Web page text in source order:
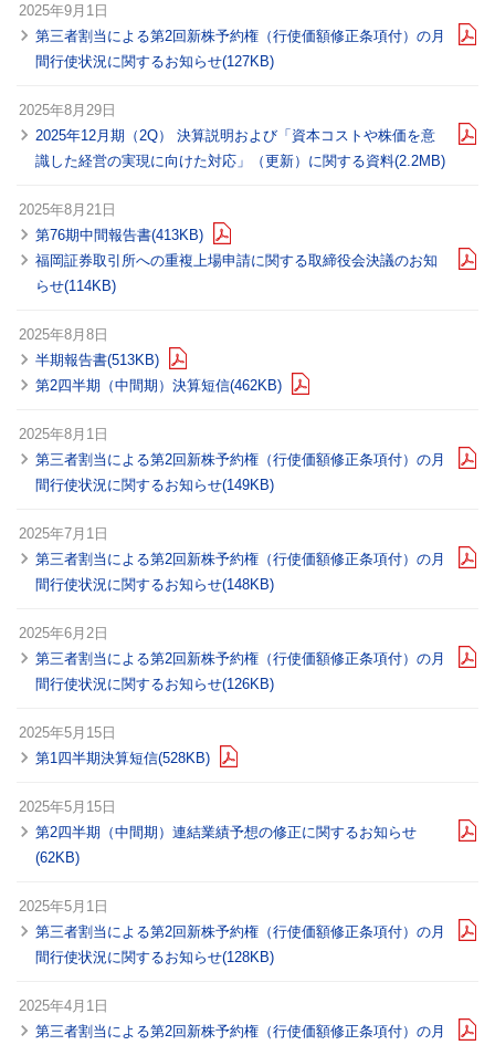
2025年9月1日
第三者割当による第2回新株予約権（行使価額修正条項付）の月
間行使状況に関するお知らせ(127KB)
2025年8月29日
2025年12月期（2Q） 決算説明および「資本コストや株価を意
識した経営の実現に向けた対応」（更新）に関する資料(2.2MB)
2025年8月21日
第76期中間報告書(413KB)
福岡証券取引所への重複上場申請に関する取締役会決議のお知
らせ(114KB)
2025年8月8日
半期報告書(513KB)
第2四半期（中間期）決算短信(462KB)
2025年8月1日
第三者割当による第2回新株予約権（行使価額修正条項付）の月
間行使状況に関するお知らせ(149KB)
2025年7月1日
第三者割当による第2回新株予約権（行使価額修正条項付）の月
間行使状況に関するお知らせ(148KB)
2025年6月2日
第三者割当による第2回新株予約権（行使価額修正条項付）の月
間行使状況に関するお知らせ(126KB)
2025年5月15日
第1四半期決算短信(528KB)
2025年5月15日
第2四半期（中間期）連結業績予想の修正に関するお知らせ
(62KB)
2025年5月1日
第三者割当による第2回新株予約権（行使価額修正条項付）の月
間行使状況に関するお知らせ(128KB)
2025年4月1日
第三者割当による第2回新株予約権（行使価額修正条項付）の月